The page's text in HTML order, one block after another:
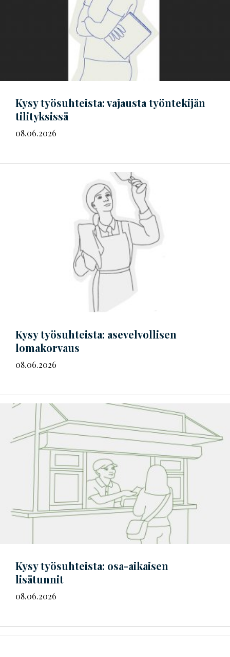
Kysy työsuhteista: vajausta työntekijän
tilityksissä
08.06.2026
Kysy työsuhteista: asevelvollisen
lomakorvaus
08.06.2026
Kysy työsuhteista: osa-aikaisen
lisätunnit
08.06.2026